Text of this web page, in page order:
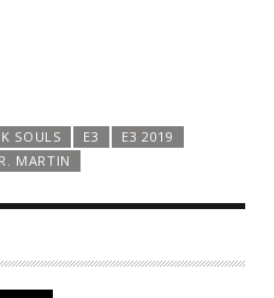
SOULS E3
E3 2019
MARTIN